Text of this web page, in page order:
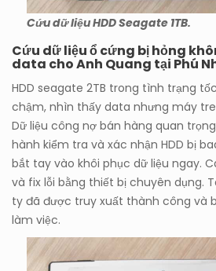
Cứu dữ liệu HDD Seagate 1TB.
Cứu dữ liệu ổ cứng bị hỏng
data cho Anh Quang tại Phú
HDD seagate 2TB trong tình trạng
chậm, nhìn thấy data nhưng máy
Dữ liệu công nợ bán hàng quan
hành kiểm tra và xác nhận HDD bị
bắt tay vào khôi phục dữ liệu ngay.
và fix lỗi bằng thiết bị chuyên dụng.
ty đã được truy xuất thành công và
làm việc.